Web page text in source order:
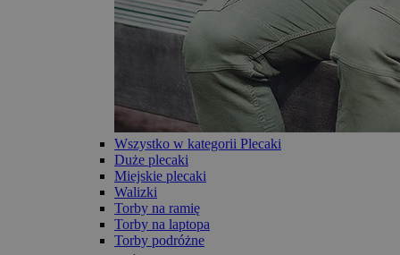
Wszystko w kategorii Plecaki
Duże plecaki
Miejskie plecaki
Walizki
Torby na ramię
Torby na laptopa
Torby podróżne